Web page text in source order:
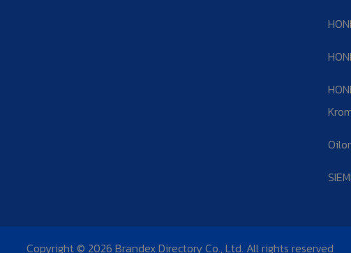
Copyright © 2026 Brandex Directory Co., Ltd. All rights reserved